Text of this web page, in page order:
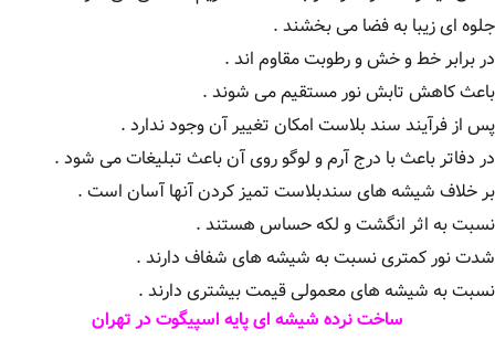
جلوه ای زیبا به فضا می بخشند .
در برابر خط و خش و رطوبت مقاوم اند .
باعث کاهش تابش نور مستقیم می شوند .
پس از فرآیند سند بلاست امکان تغییر آن وجود ندارد .
در دفاتر باعث با درج آرم و لوگو روی آن باعث تبلیغات می شود .
بر خلاف شیشه های سندبلاست تمیز کردن آنها آسان است .
نسبت به اثر انگشت و لکه حساس هستند .
شدت نور کمتری نسبت به شیشه های شفاف دارند .
نسبت به شیشه های معمولی قیمت بیشتری دارند .
ساخت نرده شیشه ای پایه اسپیگوت در تهران